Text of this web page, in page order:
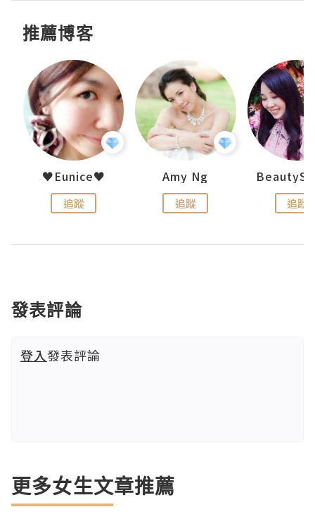
推薦博客
♥Eunice♥
追蹤
Amy Ng
追蹤 追蹤
發表評論
登入發表評論
更多女生文章推薦